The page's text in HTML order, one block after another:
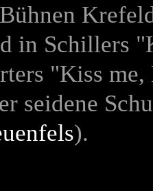
in Schillers
"Kiss
seidene
).